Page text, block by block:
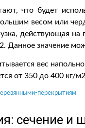
что будет
весом или
действующая
Данное значение
вес
от 350 до 400 кг/
сечение и